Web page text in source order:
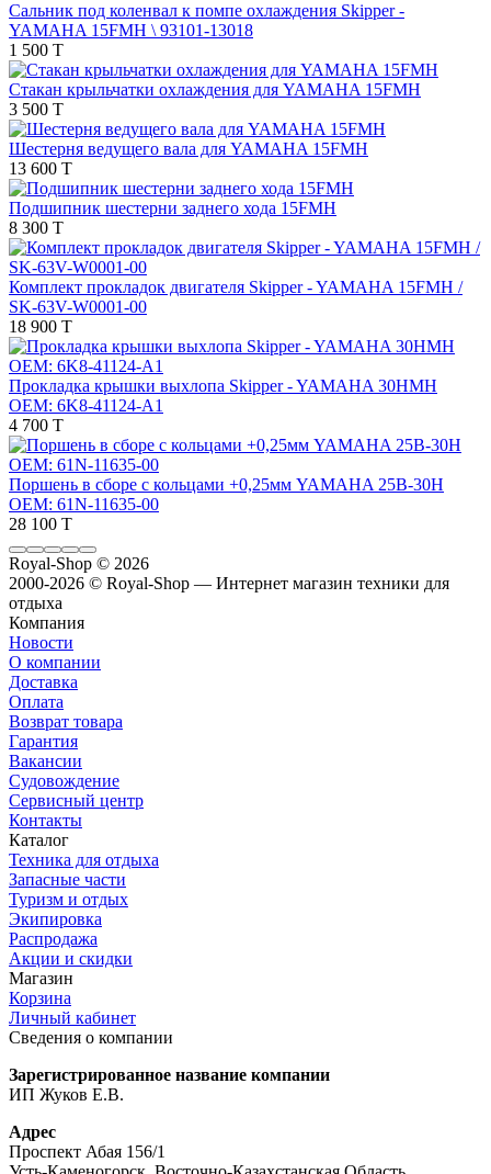
Сальник под коленвал к помпе охлаждения Skipper -
YAMAHA 15FMH \ 93101-13018
1 500 T
Стакан крыльчатки охлаждения для YAMAHA 15FMH
3 500 T
Шестерня ведущего вала для YAMAHA 15FMH
13 600 T
Подшипник шестерни заднего хода 15FMH
8 300 T
Комплект прокладок двигателя Skipper - YAMAHA 15FMH /
SK-63V-W0001-00
18 900 T
Прокладка крышки выхлопа Skipper - YAMAHA 30HMH
OEM: 6K8-41124-A1
4 700 T
Поршень в сборе с кольцами +0,25мм YAMAHA 25B-30H
OEM: 61N-11635-00
28 100 T
Royal-Shop © 2026
2000-2026 © Royal-Shop — Интернет магазин техники для
отдыха
Компания
Новости
О компании
Доставка
Оплата
Возврат товара
Гарантия
Вакансии
Судовождение
Сервисный центр
Контакты
Каталог
Техника для отдыха
Запасные части
Туризм и отдых
Экипировка
Распродажа
Акции и скидки
Магазин
Корзина
Личный кабинет
Сведения о компании
Зарегистрированное название компании
ИП Жуков Е.В.
Адрес
Проспект Абая 156/1